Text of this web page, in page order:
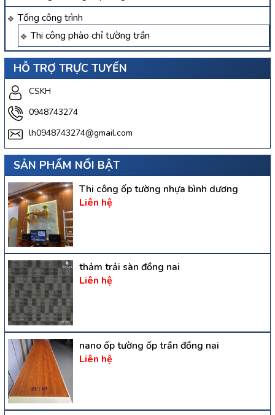
Tổng công trình
Thi công phào chỉ tường trần
HỖ TRỢ TRỰC TUYẾN
CSKH
0948743274
lh0948743274@gmail.com
SẢN PHẨM NỔI BẬT
Thi công ốp tường nhựa bình dương
Liên hệ
thảm trải sàn đồng nai
Liên hệ
nano ốp tường ốp trần đồng nai
Liên hệ